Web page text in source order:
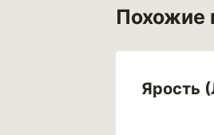
Похожие
Ярость